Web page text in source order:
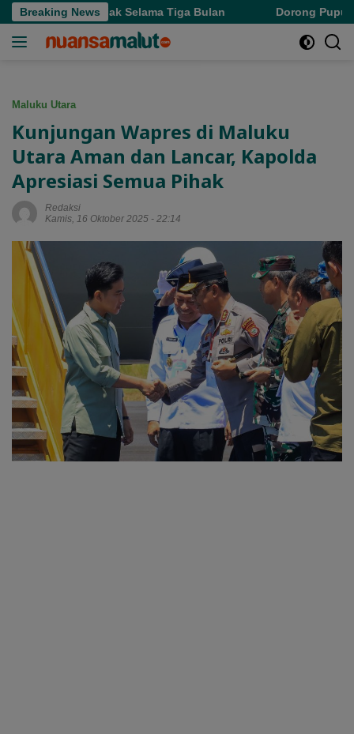
Langsung
ke
Breaking News
Pajak Selama Tiga Bulan Dorong Pupuk
Maluku Utara
Kunjungan Wapres di Maluku
Utara Aman dan Lancar, Kapolda
Apresiasi Semua Pihak
Redaksi
Kamis, 16 Oktober 2025 - 22:14